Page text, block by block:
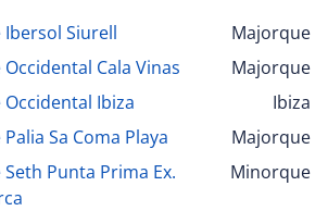
Ibersol Siurell
Majorque
Cala Vinas
Majorque
Ibiza
Ibiza
Sa Coma Playa
Majorque
Punta Prima Ex.
Minorque